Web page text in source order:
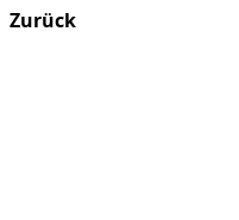
Zurück